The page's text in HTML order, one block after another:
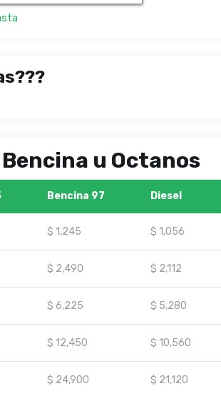
u Octanos
Bencina 97 Diesel
$ 1,245 $ 1,056
$ 2,490 $ 2,112
$ 6,225 $ 5,280
$ 12,450 $ 10,560
$ 24,900 $ 21,120